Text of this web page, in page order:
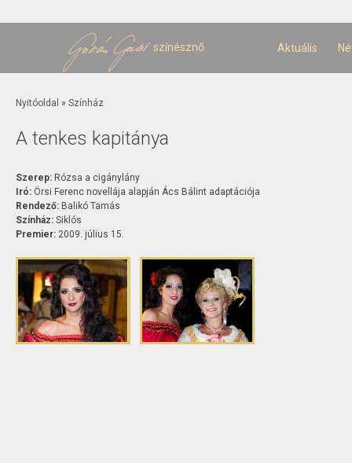
színésznő Aktuális
Jelenlegi hely
Nyitóoldal » Színház
A tenkes kapitánya
Szerep: Rózsa a cigánylány
Iró: Örsi Ferenc novellája alapján Ács Bálint adaptációja
Rendező: Balikó Tamás
Színház: Siklós
Premier: 2009. július 15.